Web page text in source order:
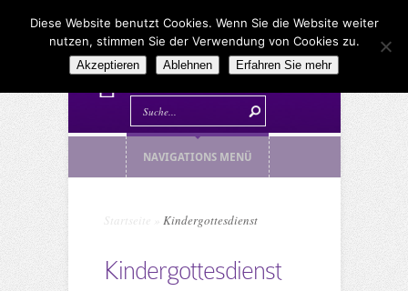
NAVIGATIONS MENÜ
Startseite Kindergottesdienst
Kindergottesdienst
Diese Website benutzt Cookies. Wenn Sie die Website weiter
nutzen, stimmen Sie der Verwendung von Cookies zu.
Akzeptieren Ablehnen Erfahren Sie mehr